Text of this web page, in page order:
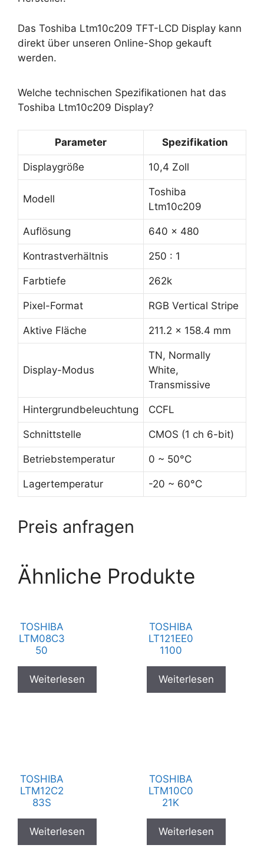
Das Toshiba Ltm10c209 TFT-LCD Display kann
direkt über unseren Online-Shop gekauft
werden.
Welche technischen Spezifikationen hat das
Toshiba Ltm10c209 Display?
Parameter Spezifikation
Displaygröße 10,4 Zoll
Modell
Toshiba
Ltm10c209
Auflösung 640 x 480
Kontrastverhältnis 250 : 1
Farbtiefe 262k
Pixel-Format RGB Vertical Stripe
Aktive Fläche 211.2 x 158.4 mm
Display-Modus
TN, Normally
White,
Transmissive
Hintergrundbeleuchtung CCFL
Schnittstelle CMOS (1 ch 6-bit)
Betriebstemperatur 0 ~ 50°C
Lagertemperatur -20 ~ 60°C
Preis anfragen
Ähnliche Produkte
TOSHIBA
LTM08C3
50
Weiterlesen
TOSHIBA
LT121EE0
1100
Weiterlesen
TOSHIBA
LTM12C2
83S
Weiterlesen
TOSHIBA
LTM10C0
21K
Weiterlesen